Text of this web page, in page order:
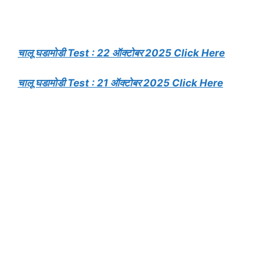
चालू घडामोडी Test : 22 ऑक्टोबर 2025 Click Here
चालू घडामोडी Test : 21 ऑक्टोबर 2025 Click Here